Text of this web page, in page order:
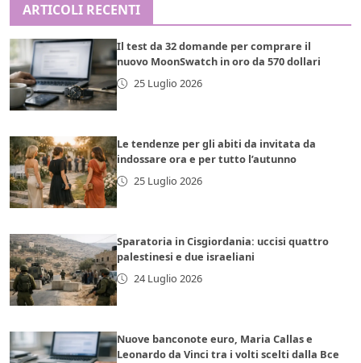
ARTICOLI RECENTI
Il test da 32 domande per comprare il
nuovo MoonSwatch in oro da 570 dollari
25 Luglio 2026
Le tendenze per gli abiti da invitata da
indossare ora e per tutto l’autunno
25 Luglio 2026
Sparatoria in Cisgiordania: uccisi quattro
palestinesi e due israeliani
24 Luglio 2026
Nuove banconote euro, Maria Callas e
Leonardo da Vinci tra i volti scelti dalla Bce